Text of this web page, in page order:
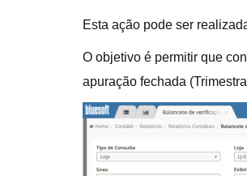
Esta ação pode ser
O objetivo é permitir que
apuração fechada